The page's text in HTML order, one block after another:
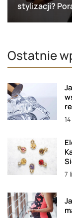
stylizacji?
Ostatnie
7